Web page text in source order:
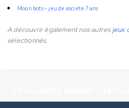
Moon bots – jeu de société 7 ans
A découvrir également nos autresjeux
sélectionnés.